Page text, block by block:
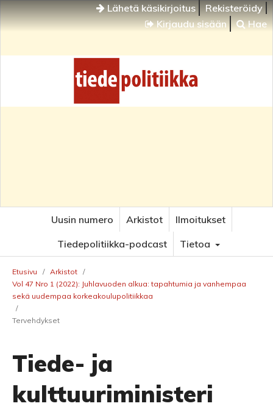
Lähetä käsikirjoitus
Rekisteröidy
Kirjaudu sisään
Hae
Uusin numero Arkistot
Ilmoitukset
Tiedepolitiikka-podcast
Tietoa
Etusivu / Arkistot /
Vol 47 Nro 1 (2022): Juhlavuoden alkua: tapahtumia ja vanhempaa
sekä uudempaa korkeakoulupolitiikkaa
/
Tervehdykset
Tiede- ja
kulttuuriministeri